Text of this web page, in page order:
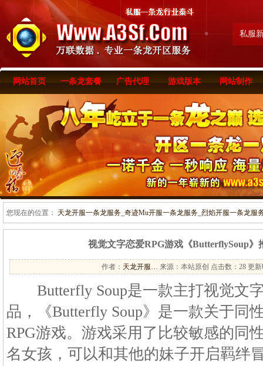
私服
网站首页 一条龙套餐 广告代理 游戏版本 网站制作
您现在的位置： 天龙开服一条龙服务_奇迹Mu开服一条龙服务_烈焰开服一条龙服
视觉文字恋爱RPG游戏《ButterflySoup》
作者： 天龙开服… 来源：本站原创 点击数： 28 更新
Butterfly Soup是一款主打视觉文字
品，《Butterfly Soup》是一款关于同
RPG游戏。游戏采用了比较敏感的同
名女孩，可以和其他的妹子开启羁绊